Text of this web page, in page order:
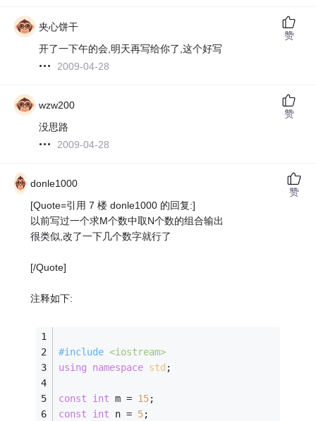
夹心饼干
开了一下午的会,明天再写给你了,这个好写
2009-04-28
赞
wzw200
没思路
2009-04-28
赞
donle1000
[Quote=引用 7 楼 donle1000 的回复:]
以前写过一个求M个数中取N个数的组合输出
很类似,改了一下几个数字就行了
[/Quote]
注释如下:
#include <iostream>
using
namespace std ;
const int m = 15;
const
int n = 5;
赞